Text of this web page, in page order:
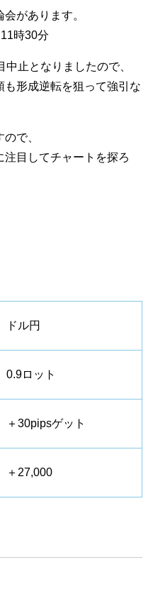
があります。
時30分
止となりましたので、
形成逆転を狙って強引な
で、
目してチャートを探ろ
ドル円
0.9ロット
＋30pipsゲット
＋27,000